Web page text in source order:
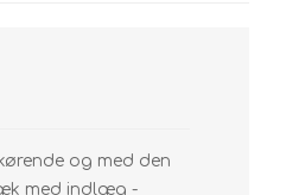
og med den
med indlæg -